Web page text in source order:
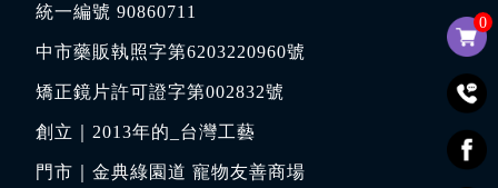
0
統一編號 90860711
中市藥販執照字第6203220960號
矯正鏡片許可證字第002832號
創立｜2013年的_台灣工藝
門市｜金典綠園道 寵物友善商場